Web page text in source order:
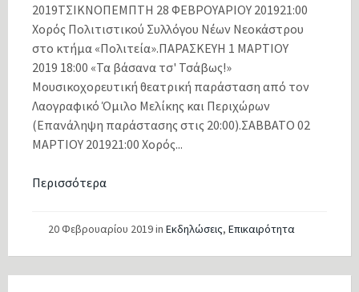
2019ΤΣΙΚΝΟΠΕΜΠΤΗ 28 ΦΕΒΡΟΥΑΡΙΟΥ 201921:00
Χορός Πολιτιστικού Συλλόγου Νέων Νεοκάστρου
στο κτήμα «Πολιτεία».ΠΑΡΑΣΚΕΥΗ 1 ΜΑΡΤΙΟΥ
2019 18:00 «Τα βάσανα τσ' Τσάβως!»
Μουσικοχορευτική θεατρική παράσταση από τον
Λαογραφικό Όμιλο Μελίκης και Περιχώρων
(Επανάληψη παράστασης στις 20:00).ΣΑΒΒΑΤΟ 02
ΜΑΡΤΙΟΥ 201921:00 Χορός...
Περισσότερα
20 Φεβρουαρίου 2019in Εκδηλώσεις, Επικαιρότητα